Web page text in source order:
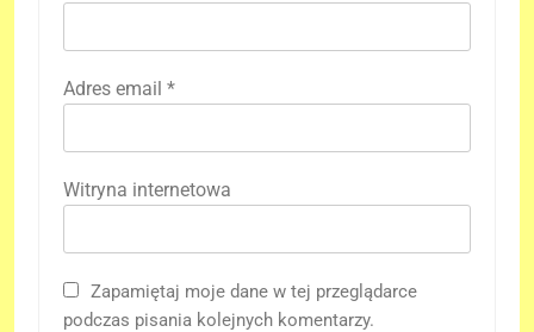
Adres email *
Witryna internetowa
Zapamiętaj moje dane w tej przeglądarce
podczas pisania kolejnych komentarzy.